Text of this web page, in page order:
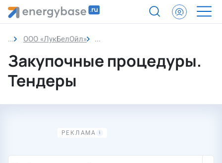
ООО «ЛукБелОйл» Закупки компании
Закупочные процедуры.
Тендеры